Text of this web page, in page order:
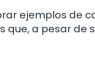
ejemplos de
que, a pesar de